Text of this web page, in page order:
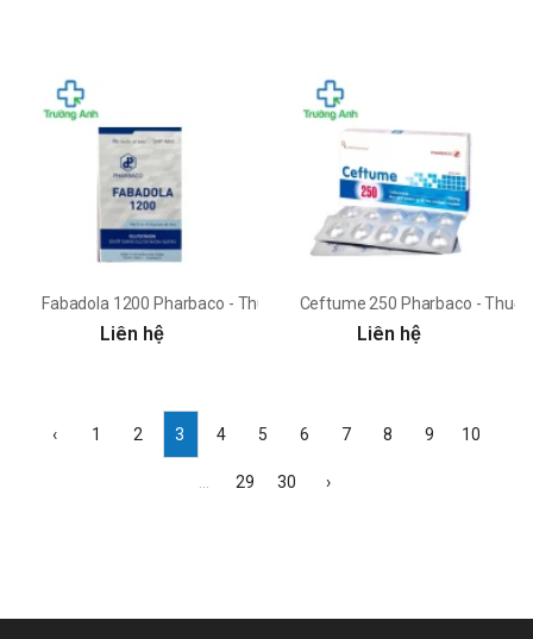
Fabadola 1200 Pharbaco - Thuốc giải độc thuỷ ngân hiệu quả
Liên hệ
Ceftume 250 Pharbaco -
Liên hệ
‹ 1 2 3 4 5 6 7 8 9 10
29 30 ›